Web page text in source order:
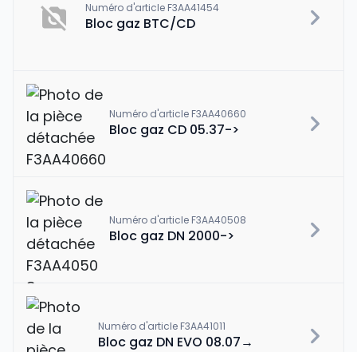
Numéro d'article F3AA41454
Bloc gaz BTC/CD
Numéro d'article F3AA40660
Bloc gaz CD 05.37->
Numéro d'article F3AA40508
Bloc gaz DN 2000->
Numéro d'article F3AA41011
Bloc gaz DN EVO 08.07→